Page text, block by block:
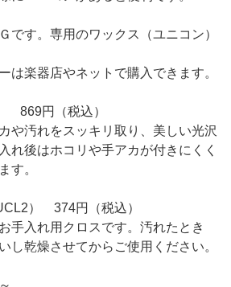
です。専用のワックス（ユニコン）
は楽器店やネットで購入できます。
869円（税込）
や汚れをスッキリ取り、美しい光沢
れ後はホコリや手アカが付きにくく
す。
） 374円（税込）
手入れ用クロスです。汚れたとき
し乾燥させてからご使用ください。